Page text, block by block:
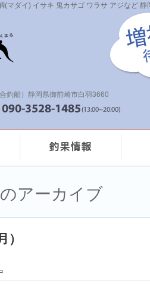
(マダイ) イサキ 鬼カサゴ ワラサ アジなど
合釣船）静岡県御前崎市白羽3660
アーカイブ